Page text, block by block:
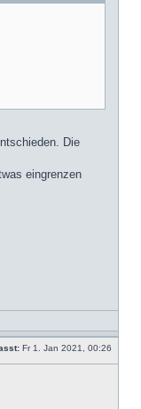
Die
eingrenzen
Fr 1. Jan 2021, 00:26